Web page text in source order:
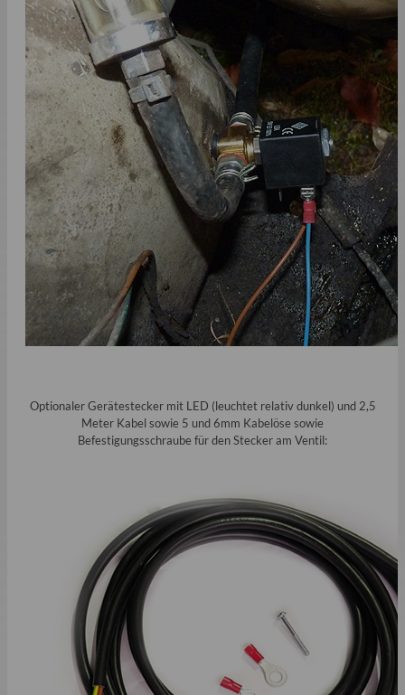
Optionaler Gerätestecker mit LED (leuchtet relativ dunkel) und 2,5
Meter Kabel sowie 5 und 6mm Kabelöse sowie
Befestigungsschraube für den Stecker am Ventil: